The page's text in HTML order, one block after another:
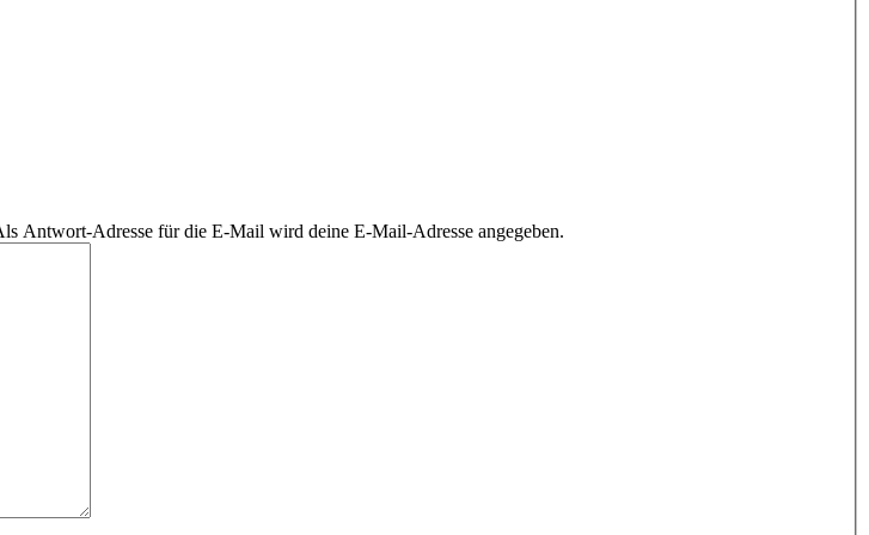
Antwort-Adresse für die E-Mail wird deine E-Mail-Adresse angegeben.